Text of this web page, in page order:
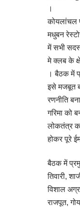
।
कोयलांचल
मधुबन
में सभी
मे क्लब के
। बैठक में
इसे मजबूत
रणनीति
गरिमा को
लोकतंत्र
होकर पूरे
बैठक में
तिवारी,
विशाल
राजपूत,